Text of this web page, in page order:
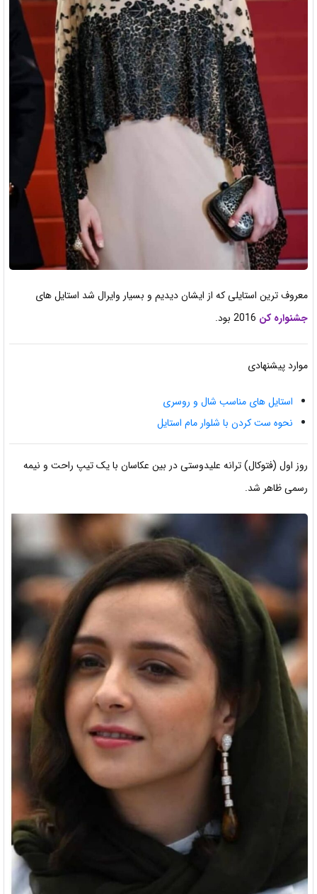
معروف ترین استایلی که از ایشان دیدیم و بسیار وایرال شد استایل های
جشنواره کن
موارد پیشنهادی
استایل های مناسب شال و روسری
نحوه ست کردن با شلوار مام استایل
روز اول (فتوکال) ترانه علیدوستی در بین عکاسان با یک تیپ راحت و نیمه
رسمی ظاهر شد.